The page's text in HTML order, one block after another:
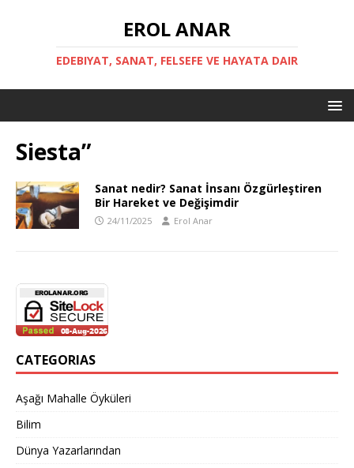
EROL ANAR
EDEBIYAT, SANAT, FELSEFE VE HAYATA DAIR
Siesta”
Sanat nedir? Sanat İnsanı Özgürleştiren
Bir Hareket ve Değişimdir
24/11/2025 Erol Anar
CATEGORIAS
Aşağı Mahalle Öyküleri
Bilim
Dünya Yazarlarından